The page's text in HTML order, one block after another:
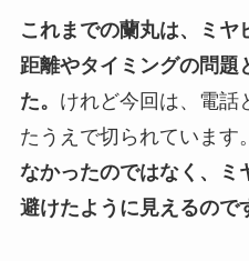
これまでの蘭丸は、ミヤ
距離やタイミングの問題
た。 けれど今回は、電話
たうえで切られています。
なかったのではなく、ミ
避けたように見えるので